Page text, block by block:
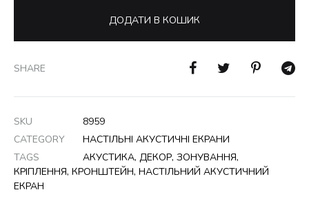
ДОДАТИ В КОШИК
SHARE
SKU
8959
CATEGORY
НАСТІЛЬНІ АКУСТИЧНІ ЕКРАНИ
TAGS
АКУСТИКА, ДЕКОР, ЗОНУВАННЯ,
КРІПЛЕННЯ, КРОНШТЕЙН, НАСТІЛЬНИЙ АКУСТИЧНИЙ
ЕКРАН